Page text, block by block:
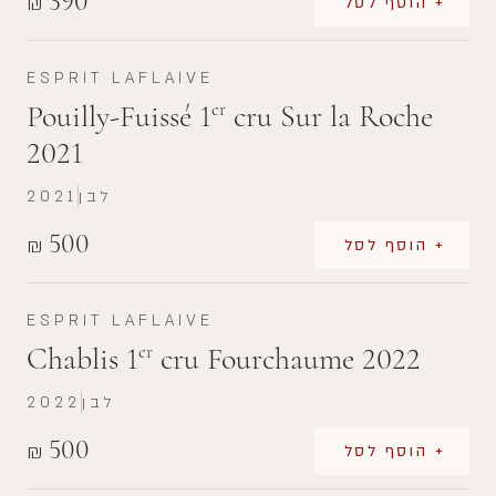
ESPRIT LAFLAIVE
Pouilly-Fuissé 1er cru Sur la Roche
2021
₪ 500 + הוסף לסל
2021 לבן
ESPRIT LAFLAIVE
Chablis 1er cru Fourchaume 2022
₪ 500 + הוסף לסל
2022 לבן